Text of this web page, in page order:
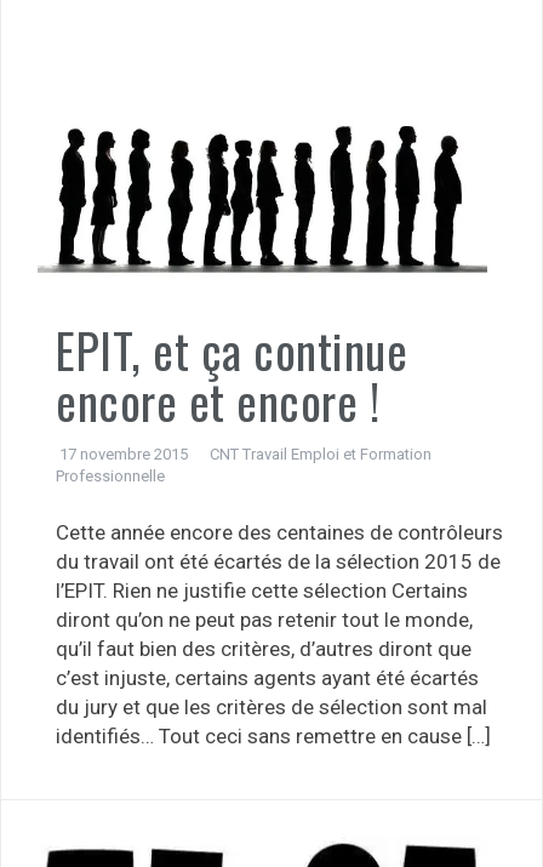
EPIT, et ça continue
encore et encore !
17 novembre 2015
CNT Travail Emploi et Formation
Professionnelle
Cette année encore des centaines de contrôleurs
du travail ont été écartés de la sélection 2015 de
l’EPIT. Rien ne justifie cette sélection Certains
diront qu’on ne peut pas retenir tout le monde,
qu’il faut bien des critères, d’autres diront que
c’est injuste, certains agents ayant été écartés
du jury et que les critères de sélection sont mal
identifiés… Tout ceci sans remettre en cause […]